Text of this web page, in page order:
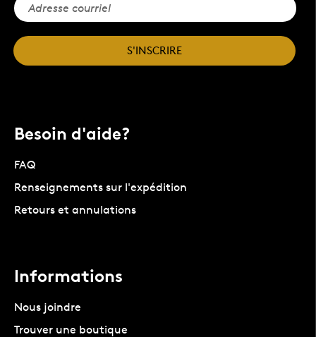
S'INSCRIRE
Besoin d'aide?
FAQ
Renseignements sur l'expédition
Retours et annulations
Informations
Nous joindre
Trouver une boutique